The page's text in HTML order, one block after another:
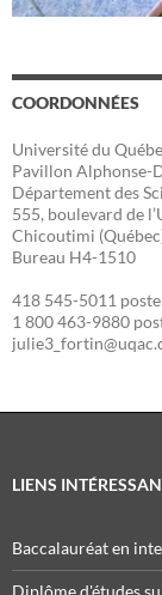
COORDONNÉES
Université du
Pavillon Alphonse-
Département des
555, boulevard de
Chicoutimi
Bureau H4-1510
418 545-5011
1 800 463-9880
LIENS
Baccalauréat en
Diplôme d'études